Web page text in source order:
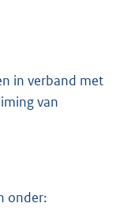
in verband met
van
onder: